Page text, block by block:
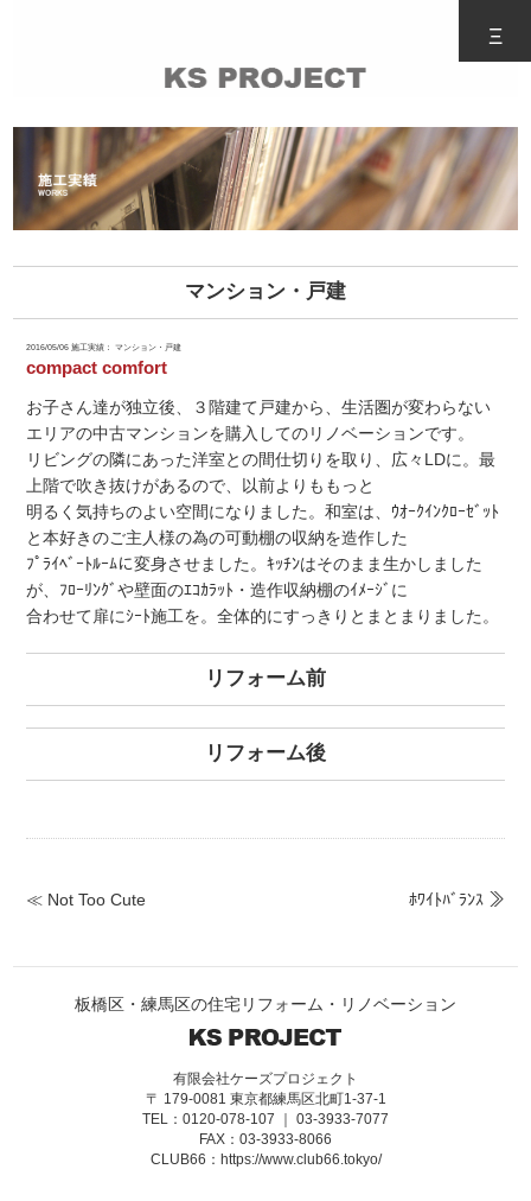
Ξ
マンション・戸建
2016/05/06施工実績： マンション・戸建
compact comfort
お子さん達が独立後、３階建て戸建から、生活圏が変わらない
エリアの中古マンションを購入してのリノベーションです。
リビングの隣にあった洋室との間仕切りを取り、広々LDに。最
上階で吹き抜けがあるので、以前よりももっと
明るく気持ちのよい空間になりました。和室は、ｳｵｰｸｲﾝｸﾛｰｾﾞｯﾄ
と本好きのご主人様の為の可動棚の収納を造作した
ﾌﾟﾗｲﾍﾞｰﾄﾙｰﾑに変身させました。ｷｯﾁﾝはそのまま生かしました
が、ﾌﾛｰﾘﾝｸﾞや壁面のｴｺｶﾗｯﾄ・造作収納棚のｲﾒｰｼﾞに
合わせて扉にｼｰﾄ施工を。全体的にすっきりとまとまりました。
リフォーム前
リフォーム後
ﾎﾜｲﾄﾊﾞﾗﾝｽ ≫
≪ Not Too Cute
板橋区・練馬区の住宅リフォーム・リノベーション
有限会社ケーズプロジェクト
〒 179-0081 東京都練馬区北町1-37-1
TEL：0120-078-107 ｜ 03-3933-7077
FAX：03-3933-8066
CLUB66： https://www.club66.tokyo/